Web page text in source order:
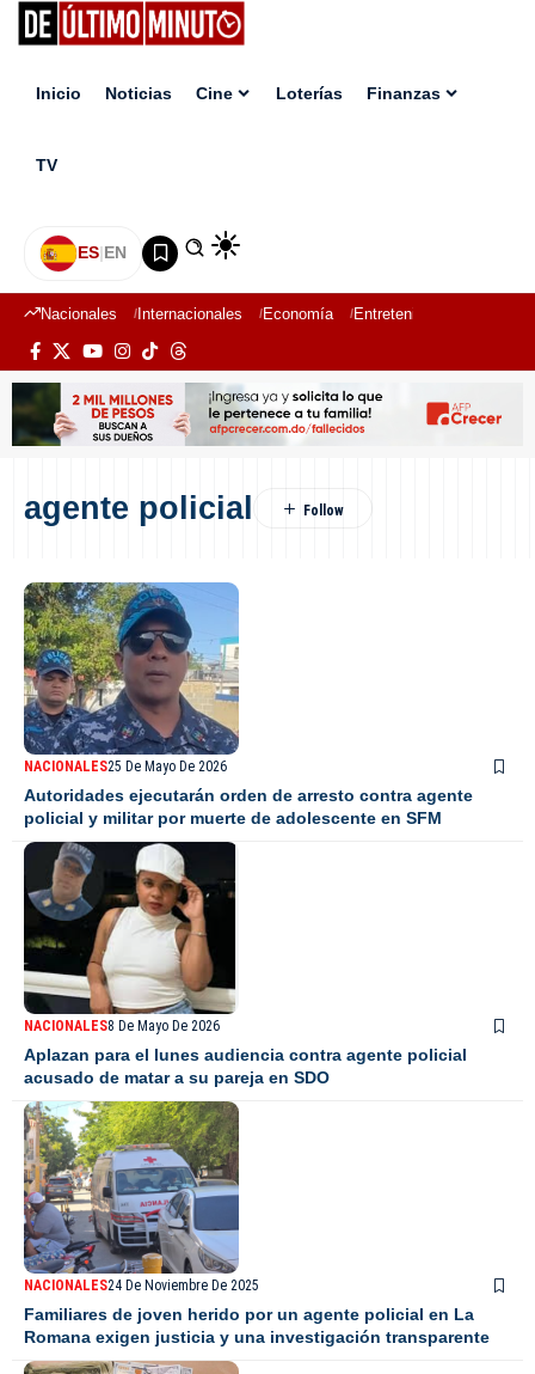
Inicio Noticias Cine Loterías Finanzas
TV
ES|EN
Nacionales Internacionales Economía Entretenimiento
agente policial
NACIONALES25 De Mayo De 2026
Autoridades ejecutarán orden de arresto contra agente
policial y militar por muerte de adolescente en SFM
NACIONALES8 De Mayo De 2026
Aplazan para el lunes audiencia contra agente policial
acusado de matar a su pareja en SDO
NACIONALES24 De Noviembre De 2025
Familiares de joven herido por un agente policial en La
Romana exigen justicia y una investigación transparente